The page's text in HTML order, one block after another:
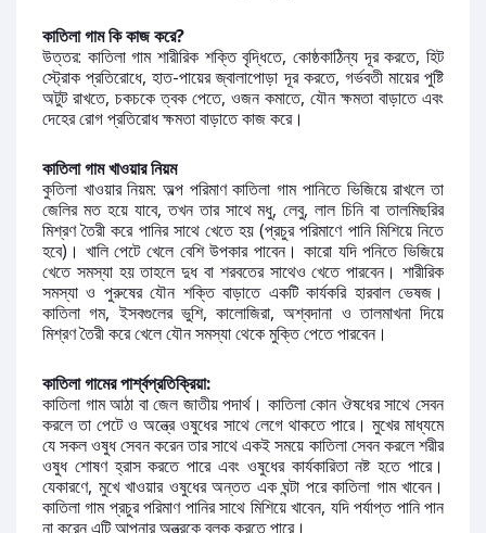
কাতিলা গাম কি কাজ করে?
উত্তর: কাতিলা গাম শারীরিক শক্তি বৃদ্ধিতে, কোষ্ঠকাঠিন্য দূর করতে, হিট
স্ট্রোক প্রতিরোধে, হাত-পায়ের জ্বালাপোড়া দূর করতে, গর্ভবতী মায়ের পুষ্টি
অটুট রাখতে, চকচকে ত্বক পেতে, ওজন কমাতে, যৌন ক্ষমতা বাড়াতে এবং
দেহের রোগ প্রতিরোধ ক্ষমতা বাড়াতে কাজ করে।
কাতিলা গাম খাওয়ার নিয়ম
কুতিলা খাওয়ার নিয়ম: অল্প পরিমাণ কাতিলা গাম পানিতে ভিজিয়ে রাখলে তা
জেলির মত হয়ে যাবে, তখন তার সাথে মধু, লেবু, লাল চিনি বা তালমিছরির
মিশ্রণ তৈরী করে পানির সাথে খেতে হয় (প্রচুর পরিমাণে পানি মিশিয়ে নিতে
হবে)। খালি পেটে খেলে বেশি উপকার পাবেন। কারো যদি পনিতে ভিজিয়ে
খেতে সমস্যা হয় তাহলে দুধ বা শরবতের সাথেও খেতে পারবেন। শারীরিক
সমস্যা ও পুরুষের যৌন শক্তি বাড়াতে একটি কার্যকরি হারবাল ভেষজ।
কাতিলা গম, ইসবগুলের ভুশি, কালোজিরা, অশ্বদানা ও তালমাখনা দিয়ে
মিশ্রণ তৈরী করে খেলে যৌন সমস্যা থেকে মুক্তি পেতে পারবেন।
কাতিলা গামের পার্শ্বপ্রতিক্রিয়া:
কাতিলা গাম আঠা বা জেল জাতীয় পদার্থ। কাতিলা কোন ঔষধের সাথে সেবন
করলে তা পেটে ও অন্ত্রে ওষুধের সাথে লেগে থাকতে পারে। মুখের মাধ্যমে
যে সকল ওষুধ সেবন করেন তার সাথে একই সময়ে কাতিলা সেবন করলে শরীর
ওষুধ শোষণ হ্রাস করতে পারে এবং ওষুধের কার্যকারিতা নষ্ট হতে পারে।
যেকারণে, মুখে খাওয়ার ওষুধের অন্তত এক ঘন্টা পরে কাতিলা গাম খাবেন।
কাতিলা গাম প্রচুর পরিমাণ পানির সাথে মিশিয়ে খাবেন, যদি পর্যাপ্ত পানি পান
না করেন এটি আপনার অন্ত্রকে ব্লক করতে পারে।